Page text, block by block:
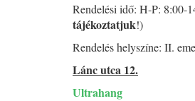
Rendelési idő: H-P: 8:00-
tájékoztatjuk!)
Rendelés helyszíne: II.
Lánc utca 12.
Ultrahang